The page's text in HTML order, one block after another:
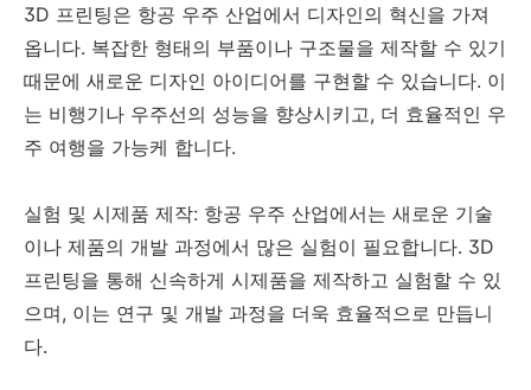
3D 프린팅은 항공 우주 산업에서 디자인의 혁신을 가져
옵니다. 복잡한 형태의 부품이나 구조물을 제작할 수 있기
때문에 새로운 디자인 아이디어를 구현할 수 있습니다. 이
는 비행기나 우주선의 성능을 향상시키고, 더 효율적인 우
주 여행을 가능케 합니다.
실험 및 시제품 제작: 항공 우주 산업에서는 새로운 기술
이나 제품의 개발 과정에서 많은 실험이 필요합니다. 3D
프린팅을 통해 신속하게 시제품을 제작하고 실험할 수 있
으며, 이는 연구 및 개발 과정을 더욱 효율적으로 만듭니
다.